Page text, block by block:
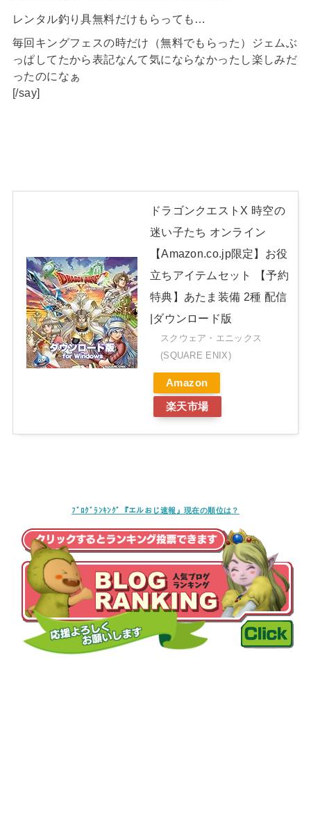
レンタル釣り具無料だけもらっても…
毎回キングフェスの時だけ（無料でもらった）ジェムぶ
っぱしてたから表記なんて気にならなかったし楽しみだ
ったのになぁ
[/say]
ドラゴンクエストX 時空の
迷い子たち オンライン
【Amazon.co.jp限定】お役
立ちアイテムセット 【予約
特典】あたま装備 2種 配信
|ダウンロード版
スクウェア・エニックス
(SQUARE ENIX)
Amazon
楽天市場
ﾌﾞﾛｸﾞﾗﾝｷﾝｸﾞ『エルおじ速報』現在の順位は？